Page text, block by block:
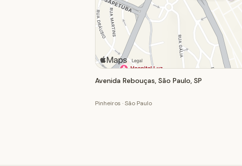
Avenida Rebouças, São Paulo, SP
Pinheiros · São Paulo